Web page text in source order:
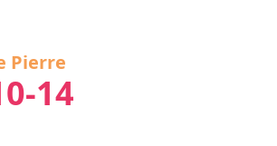
Pierre
14